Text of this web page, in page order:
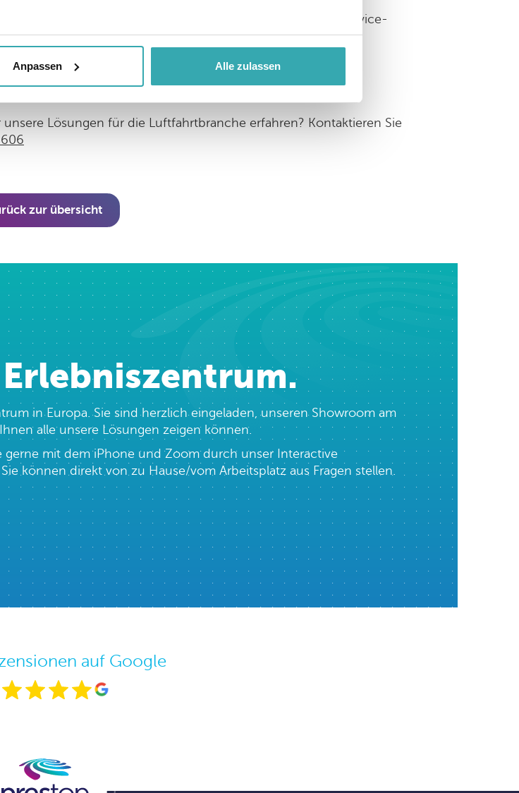
Anpassen Alle zulassen
Rolle digitaler Orientierungshilfen, barrierefreier Self-Service-
investiert weiterhin in maßgeschneiderte Lösungen, die
Betrieb unterstützen.
Lösungen für die Luftfahrtbranche erfahren? Kontaktieren Sie
zur übersicht
in Europa. Sie sind herzlich eingeladen, unseren Showroom am
alle unsere Lösungen zeigen können.
gerne mit dem iPhone und Zoom durch unser Interactive
können direkt von zu Hause/vom Arbeitsplatz aus Fragen stellen.
auf Google